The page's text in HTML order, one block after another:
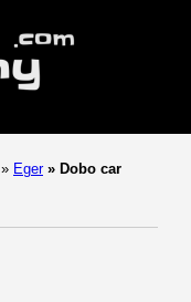
» Eger » Dobo car